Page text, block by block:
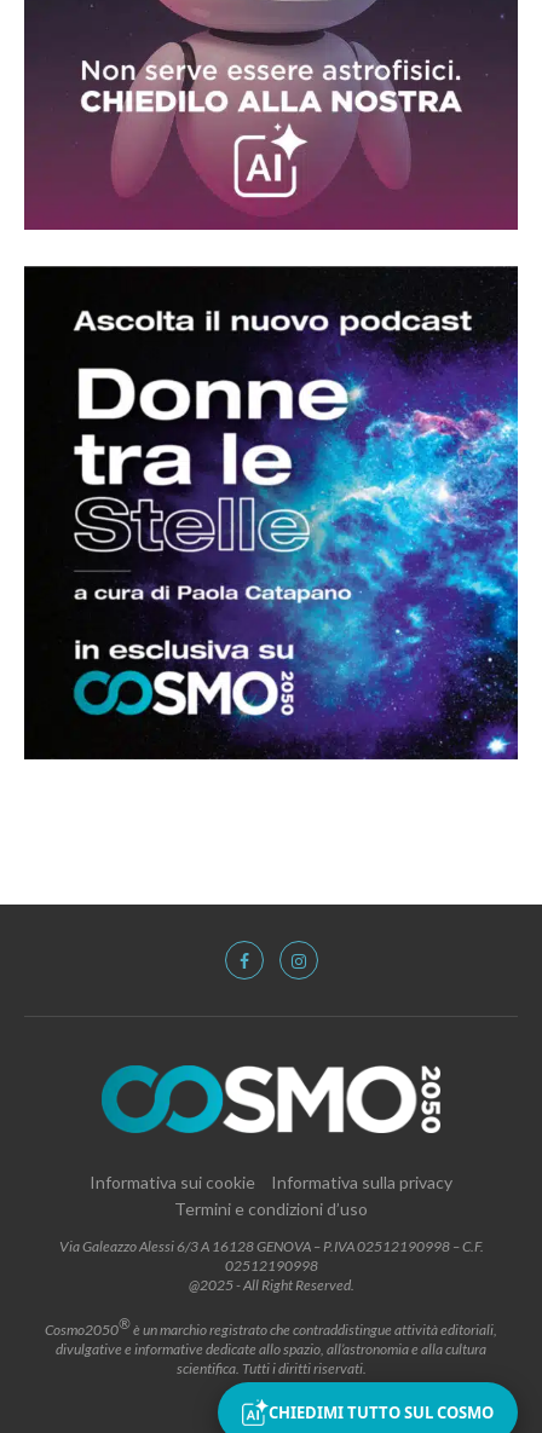
Informativa sui cookie
Informativa sulla privacy
Termini e condizioni d’uso
Via Galeazzo Alessi 6/3 A 16128 GENOVA – P.IVA 02512190998 – C.F.
02512190998
@2025 - All Right Reserved.
Cosmo2050®è un marchio registrato che contraddistingue attività editoriali,
divulgative e informative dedicate allo spazio, all’astronomia e alla cultura
scientifica. Tutti i diritti riservati.
CHIEDIMI TUTTO SUL COSMO